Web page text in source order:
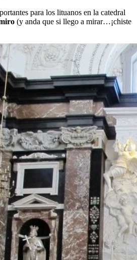
para los lituanos en la catedral
(y anda que si llego a mirar…¡chiste